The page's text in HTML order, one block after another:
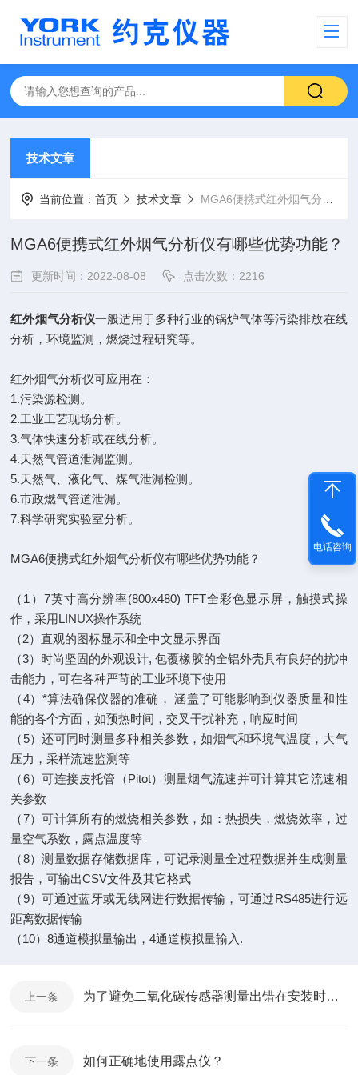
技术文章
当前位置：首页 技术文章 MGA6便携式红外烟气分析仪有哪些优势功能？
MGA6便携式红外烟气分析仪有哪些优势功能？
更新时间：2022-08-08 点击次数：2216
红外烟气分析仪一般适用于多种行业的锅炉气体等污染排放在线
分析，环境监测，燃烧过程研究等。
红外烟气分析仪可应用在：
1.污染源检测。
2.工业工艺现场分析。
3.气体快速分析或在线分析。
4.天然气管道泄漏监测。
5.天然气、液化气、煤气泄漏检测。
6.市政燃气管道泄漏。
7.科学研究实验室分析。
MGA6便携式红外烟气分析仪有哪些优势功能？
（1）7英寸高分辨率(800x480) TFT全彩色显示屏，触摸式操
作，采用LINUX操作系统
（2）直观的图标显示和全中文显示界面
（3）时尚坚固的外观设计, 包覆橡胶的全铝外壳具有良好的抗冲
击能力，可在各种严苛的工业环境下使用
（4）*算法确保仪器的准确， 涵盖了可能影响到仪器质量和性
能的各个方面，如预热时间，交叉干扰补充，响应时间
（5）还可同时测量多种相关参数，如烟气和环境气温度，大气
压力，采样流速监测等
（6）可连接皮托管（Pitot）测量烟气流速并可计算其它流速相
关参数
（7）可计算所有的燃烧相关参数，如：热损失，燃烧效率，过
量空气系数，露点温度等
（8）测量数据存储数据库，可记录测量全过程数据并生成测量
报告，可输出CSV文件及其它格式
（9）可通过蓝牙或无线网进行数据传输，可通过RS485进行远
距离数据传输
（10）8通道模拟量输出，4通道模拟量输入.
上一条 为了避免二氧化碳传感器测量出错在安装时要注意这些
下一条 如何正确地使用露点仪？
电话咨询